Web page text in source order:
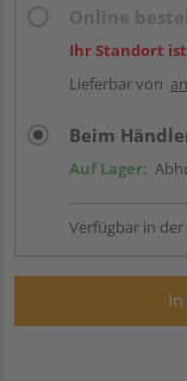
Ihr Standort
Lieferbar von
Beim
Auf Lager:
Verfügbar in